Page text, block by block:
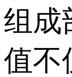
组成
值不